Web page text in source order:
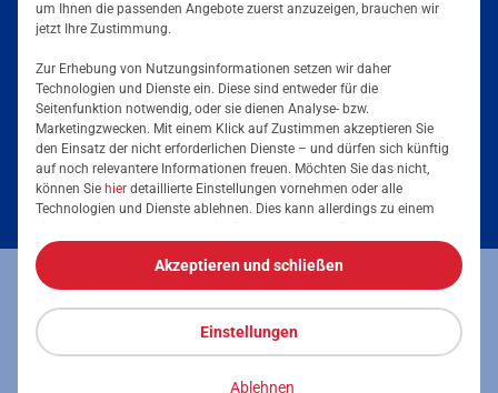
um Ihnen die passenden Angebote zuerst anzuzeigen, brauchen wir
jetzt Ihre Zustimmung.
Zur Erhebung von Nutzungsinformationen setzen wir daher
Technologien und Dienste ein. Diese sind entweder für die
Seitenfunktion notwendig, oder sie dienen Analyse- bzw.
Marketingzwecken. Mit einem Klick auf Zustimmen akzeptieren Sie
den Einsatz der nicht erforderlichen Dienste – und dürfen sich künftig
auf noch relevantere Informationen freuen. Möchten Sie das nicht,
können Sie hier detaillierte Einstellungen vornehmen oder alle
Technologien und Dienste ablehnen. Dies kann allerdings zu einem
jederzeit die volle Kontrolle über Ihre Daten, denn die Auswahl kann
jederzeit geändert werden. Weitere Informationen zur Mainova finden
Sie imImpressumund in denDatenschutzhinweisen.
Ablehnen
Einstellungen
Akzeptieren und schließen
Tarife & Angebote
Strom für Zuhause
Erdgas für Zuhause
Elektromobilität
Energieausweis erstellen
Stromanbieter in Ihrer Region
Services & Informationen
Podcast
Umzugsmeldung
Impressum Datenschutz Vertrag kündigen
Vertrag widerrufen Barrierefreiheit